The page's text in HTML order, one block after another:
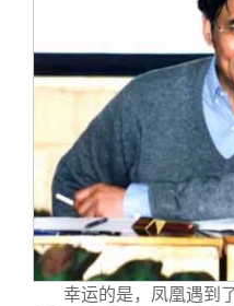
幸运的是，凤凰遇到